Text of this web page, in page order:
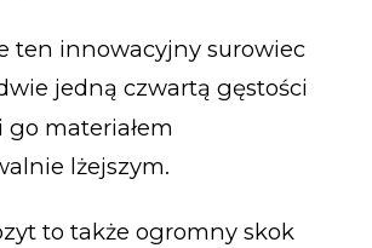
ten innowacyjny surowiec
jedną czwartą gęstości
go materiałem
lżejszym.
to także ogromny skok